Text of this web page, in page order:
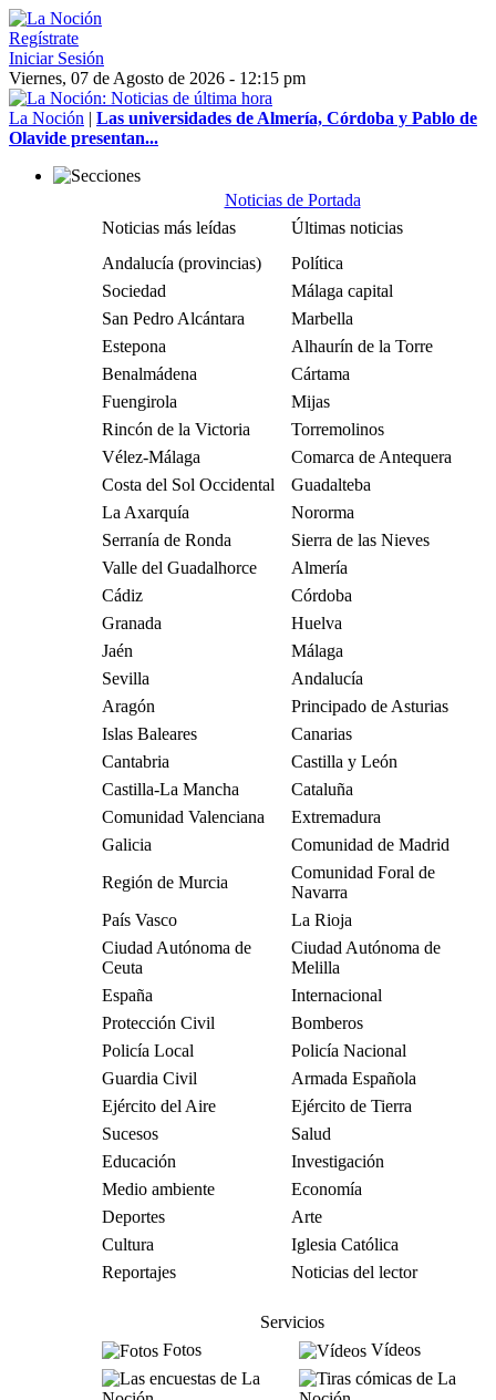
Regístrate
Iniciar Sesión
Viernes, 07 de Agosto de 2026 - 12:15 pm
La Noción | Las universidades de Almería, Córdoba y Pablo de
Olavide presentan...
Noticias de Portada
Noticias más leídas
Últimas noticias
Andalucía (provincias)
Política
Sociedad
Málaga capital
San Pedro Alcántara
Marbella
Estepona
Alhaurín de la Torre
Benalmádena
Cártama
Fuengirola
Mijas
Rincón de la Victoria
Torremolinos
Vélez-Málaga
Comarca de Antequera
Costa del Sol Occidental
Guadalteba
La Axarquía
Nororma
Serranía de Ronda
Sierra de las Nieves
Valle del Guadalhorce
Almería
Cádiz
Córdoba
Granada
Huelva
Jaén
Málaga
Sevilla
Andalucía
Aragón
Principado de Asturias
Islas Baleares
Canarias
Cantabria
Castilla y León
Castilla-La Mancha
Cataluña
Comunidad Valenciana
Extremadura
Galicia
Comunidad de Madrid
Región de Murcia
Comunidad Foral de
Navarra
País Vasco
La Rioja
Ciudad Autónoma de
Ceuta
Ciudad Autónoma de
Melilla
España
Internacional
Protección Civil
Bomberos
Policía Local
Policía Nacional
Guardia Civil
Armada Española
Ejército del Aire
Ejército de Tierra
Sucesos
Salud
Educación
Investigación
Medio ambiente
Economía
Deportes
Arte
Cultura
Iglesia Católica
Reportajes
Noticias del lector
Servicios
Fotos
Vídeos